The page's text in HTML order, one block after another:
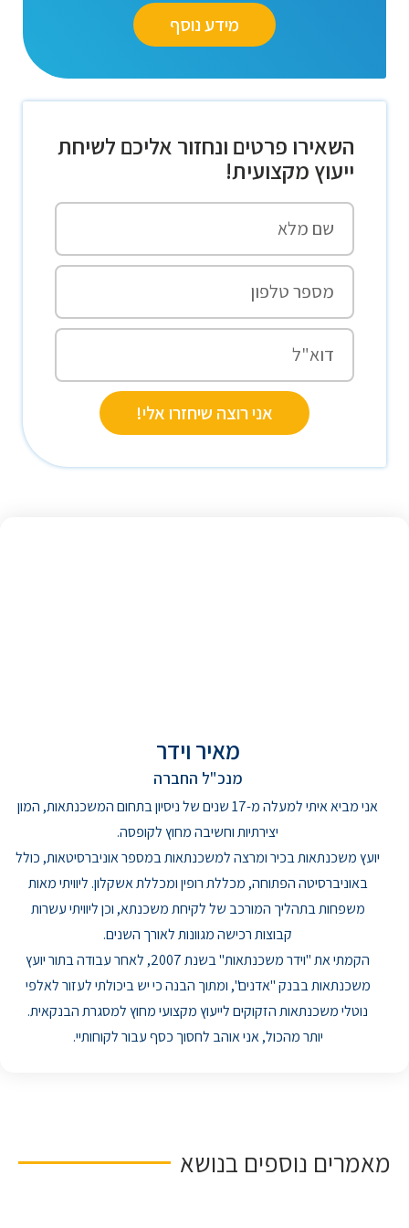
מידע נוסף
השאירו פרטים ונחזור אליכם לשיחת
ייעוץ מקצועית!
אני רוצה שיחזרו אלי!
מאיר וידר
מנכ"ל החברה
אני מביא איתי למעלה מ-17 שנים של ניסיון בתחום המשכנתאות, המון
יצירתיות וחשיבה מחוץ לקופסה.
יועץ משכנתאות בכיר ומרצה למשכנתאות במספר אוניברסיטאות, כולל
באוניברסיטה הפתוחה, מכללת רופין ומכללת אשקלון. ליוויתי מאות
משפחות בתהליך המורכב של לקיחת משכנתא, וכן ליוויתי עשרות
קבוצות רכישה מגוונות לאורך השנים.
הקמתי את "וידר משכנתאות" בשנת 2007, לאחר עבודה בתור יועץ
משכנתאות בבנק "אדנים", ומתוך הבנה כי יש ביכולתי לעזור לאלפי
נוטלי משכנתאות הזקוקים לייעוץ מקצועי מחוץ למסגרת הבנקאית.
יותר מהכול, אני אוהב לחסוך כסף עבור לקוחותיי.
מאמרים נוספים בנושא